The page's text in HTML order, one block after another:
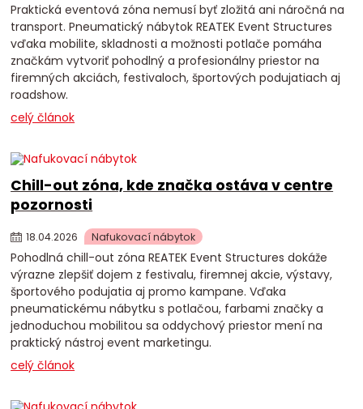
Praktická eventová zóna nemusí byť zložitá ani náročná na
transport. Pneumatický nábytok REATEK Event Structures
vďaka mobilite, skladnosti a možnosti potlače pomáha
značkám vytvoriť pohodlný a profesionálny priestor na
firemných akciách, festivaloch, športových podujatiach aj
roadshow.
celý článok
Chill-out zóna, kde značka ostáva v centre
pozornosti
18.04.2026 Nafukovací nábytok
Pohodlná chill-out zóna REATEK Event Structures dokáže
výrazne zlepšiť dojem z festivalu, firemnej akcie, výstavy,
športového podujatia aj promo kampane. Vďaka
pneumatickému nábytku s potlačou, farbami značky a
jednoduchou mobilitou sa oddychový priestor mení na
praktický nástroj event marketingu.
celý článok